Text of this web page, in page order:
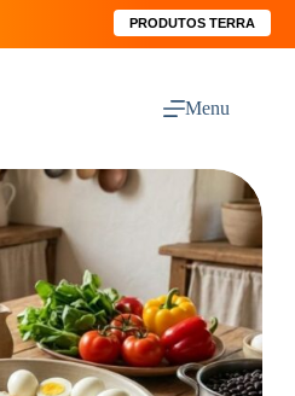
PRODUTOS TERRA
Menu